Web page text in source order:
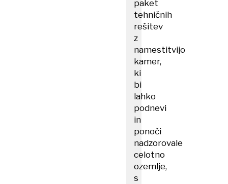
paket
tehničnih
rešitev
z
namestitvijo
kamer,
ki
bi
lahko
podnevi
in
ponoči
nadzorovale
celotno
ozemlje,
s